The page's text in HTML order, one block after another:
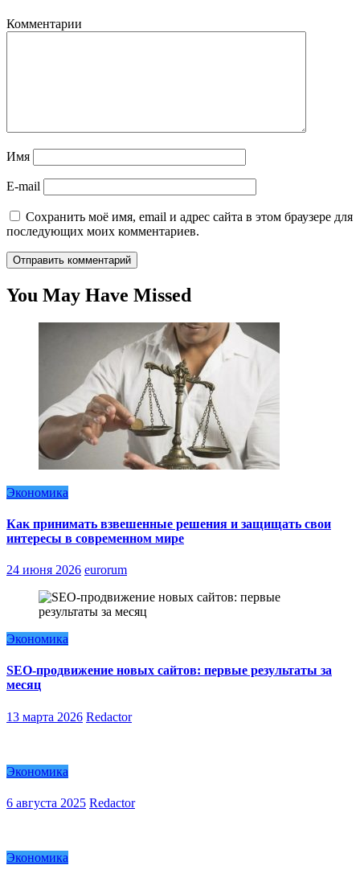
Комментарии
Имя
E-mail
Сохранить моё имя, email и адрес сайта в этом браузере для
последующих моих комментариев.
You May Have Missed
Экономика
Как принимать взвешенные решения и защищать свои
интересы в современном мире
24 июня 2026 eurorum
Экономика
SEO-продвижение новых сайтов: первые результаты за
месяц
13 марта 2026 Redactor
Экономика
6 августа 2025 Redactor
Экономика